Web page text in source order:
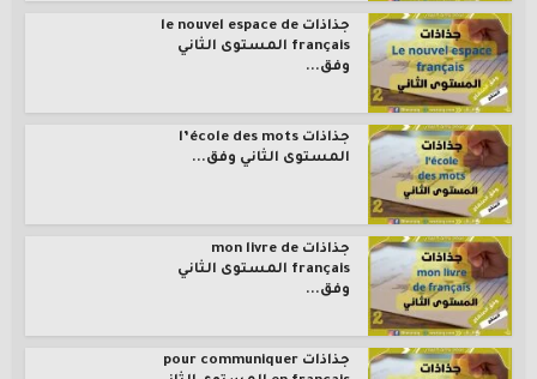
جذاذات le nouvel espace de
français المستوى الثاني
وفق...
جذاذات l’école des mots
المستوى الثاني وفق...
جذاذات mon livre de
français المستوى الثاني
وفق...
جذاذات pour communiquer